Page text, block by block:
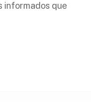
informados que